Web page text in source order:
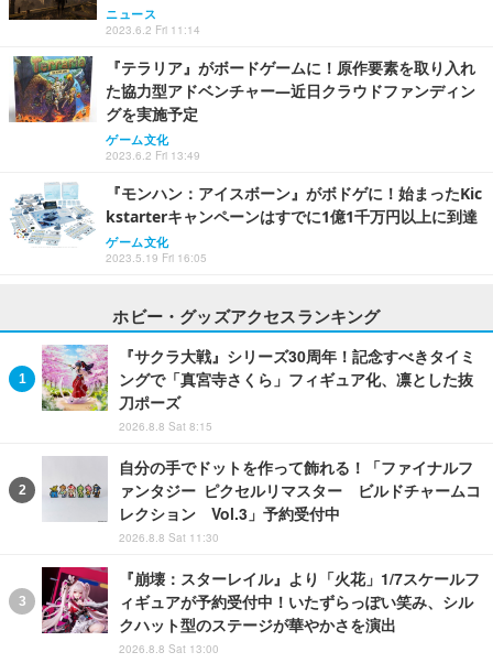
ニュース
2023.6.2 Fri 11:14
『テラリア』がボードゲームに！原作要素を取り入れ
た協力型アドベンチャー―近日クラウドファンディン
グを実施予定
ゲーム文化
2023.6.2 Fri 13:49
『モンハン：アイスボーン』がボドゲに！始まったKic
kstarterキャンペーンはすでに1億1千万円以上に到達
ゲーム文化
2023.5.19 Fri 16:05
ホビー・グッズアクセスランキング
『サクラ大戦』シリーズ30周年！記念すべきタイミ
ングで「真宮寺さくら」フィギュア化、凛とした抜
刀ポーズ
2026.8.8 Sat 8:15
自分の手でドットを作って飾れる！「ファイナルフ
ァンタジー ピクセルリマスター ビルドチャームコ
レクション Vol.3」予約受付中
2026.8.8 Sat 11:30
『崩壊：スターレイル』より「火花」1/7スケールフ
ィギュアが予約受付中！いたずらっぽい笑み、シル
クハット型のステージが華やかさを演出
2026.8.8 Sat 13:00